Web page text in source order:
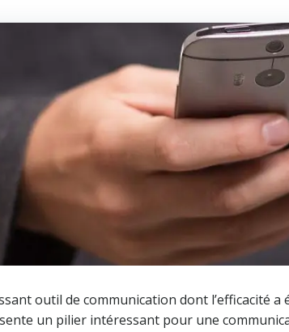
outil de communication dont l’efficacité
un pilier intéressant pour une